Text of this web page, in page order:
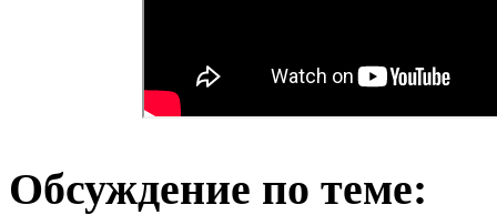
Обсуждение по теме: